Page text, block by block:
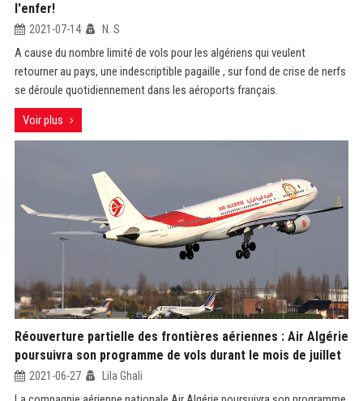
l'enfer!
2021-07-14 N. S
A cause du nombre limité de vols pour les algériens qui veulent
retourner au pays, une indescriptible pagaille , sur fond de crise de nerfs
se déroule quotidiennement dans les aéroports français.
Voir plus
Réouverture partielle des frontières aériennes : Air Algérie
poursuivra son programme de vols durant le mois de juillet
2021-06-27 Lila Ghali